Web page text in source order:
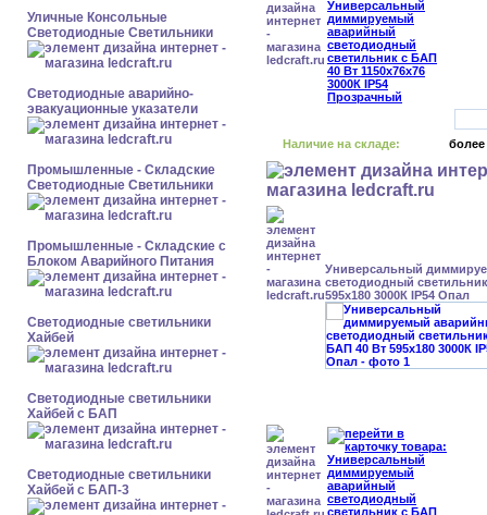
Уличные Консольные
Светодиодные Светильники
Светодиодные аварийно-
эвакуационные указатели
Промышленные - Складские
Светодиодные Светильники
Промышленные - Складские с
Блоком Аварийного Питания
Светодиодные светильники
Хайбей
Светодиодные светильники
Хайбей с БАП
Светодиодные светильники
Хайбей с БАП-3
Наличие на складе: более
Универсальный
светодиодный
595x180 3000К IP54 Опал